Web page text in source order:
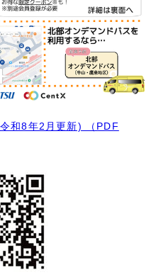
8年2月更新) （PDF